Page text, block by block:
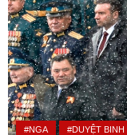
#NGA #DUYỆT BINH